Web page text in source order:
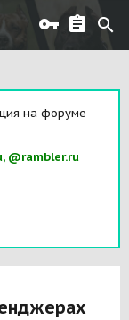
на форуме
@rambler.ru